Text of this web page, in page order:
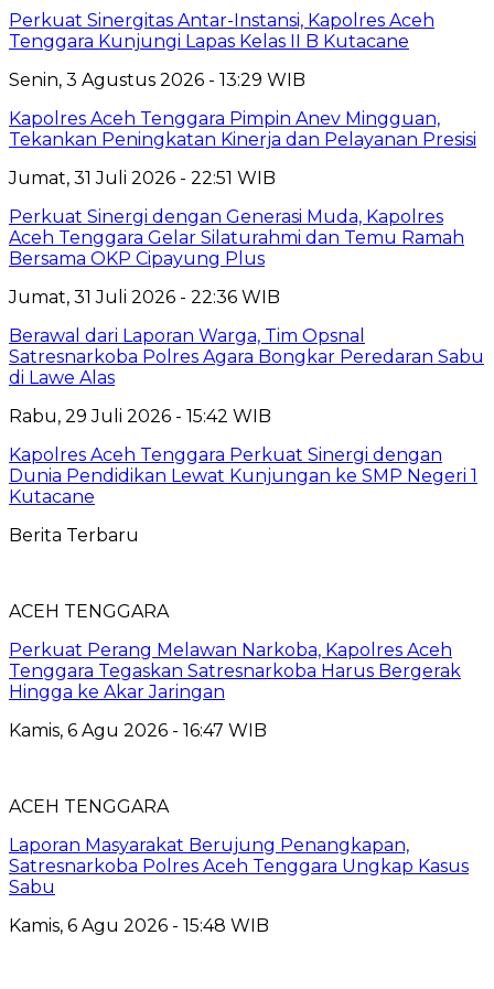
Perkuat Sinergitas Antar-Instansi, Kapolres Aceh
Tenggara Kunjungi Lapas Kelas II B Kutacane
Senin, 3 Agustus 2026 - 13:29 WIB
Kapolres Aceh Tenggara Pimpin Anev Mingguan,
Tekankan Peningkatan Kinerja dan Pelayanan Presisi
Jumat, 31 Juli 2026 - 22:51 WIB
Perkuat Sinergi dengan Generasi Muda, Kapolres
Aceh Tenggara Gelar Silaturahmi dan Temu Ramah
Bersama OKP Cipayung Plus
Jumat, 31 Juli 2026 - 22:36 WIB
Berawal dari Laporan Warga, Tim Opsnal
Satresnarkoba Polres Agara Bongkar Peredaran Sabu
di Lawe Alas
Rabu, 29 Juli 2026 - 15:42 WIB
Kapolres Aceh Tenggara Perkuat Sinergi dengan
Dunia Pendidikan Lewat Kunjungan ke SMP Negeri 1
Kutacane
Berita Terbaru
ACEH TENGGARA
Perkuat Perang Melawan Narkoba, Kapolres Aceh
Tenggara Tegaskan Satresnarkoba Harus Bergerak
Hingga ke Akar Jaringan
Kamis, 6 Agu 2026 - 16:47 WIB
ACEH TENGGARA
Laporan Masyarakat Berujung Penangkapan,
Satresnarkoba Polres Aceh Tenggara Ungkap Kasus
Sabu
Kamis, 6 Agu 2026 - 15:48 WIB